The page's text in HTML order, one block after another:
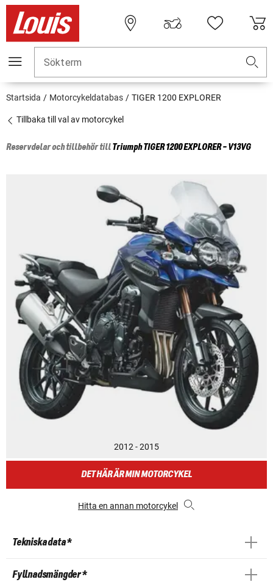
Sökterm
Startsida Motorcykeldatabas TIGER 1200 EXPLORER
Tillbaka till val av motorcykel
Reservdelar och tillbehör tillTriumphTIGER 1200 EXPLORER - V13VG
2012 - 2015
DET HÄR ÄR MIN MOTORCYKEL
Hitta en annan motorcykel
Tekniska data *
Fyllnadsmängder *